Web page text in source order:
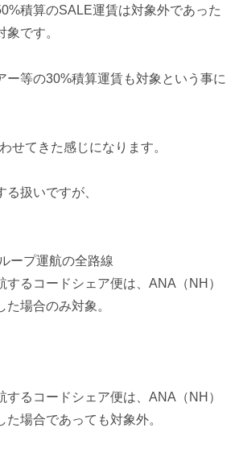
積算のSALE運賃は対象外であった
です。
ー等の30%積算運賃も対象という事に
せてきた感じになります。
る扱いですが、
ープ運航の全路線
するコードシェア便は、ANA（NH）
場合のみ対象。
するコードシェア便は、ANA（NH）
場合であっても対象外。